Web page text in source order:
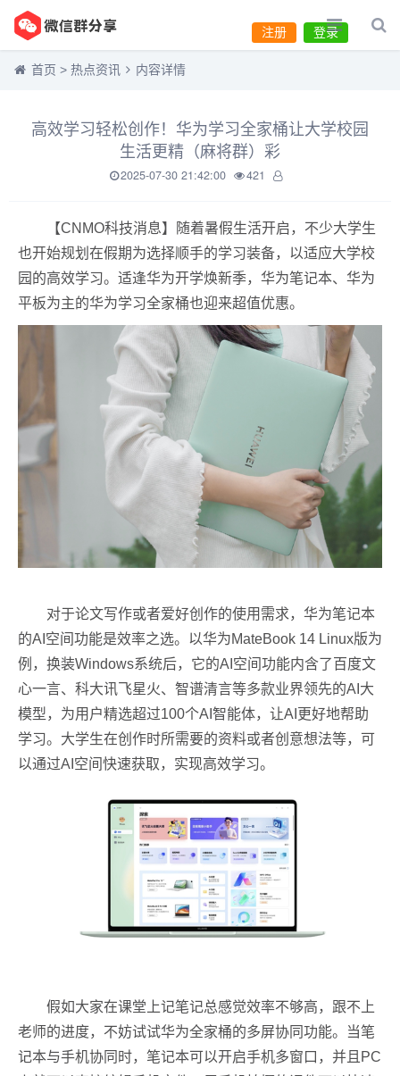
登录
注册
首页 > 热点资讯 内容详情
高效学习轻松创作！华为学习全家桶让大学校园
生活更精（麻将群）彩
2025-07-30 21:42:00 421
【CNMO科技消息】随着暑假生活开启，不少大学生
也开始规划在假期为选择顺手的学习装备，以适应大学校
园的高效学习。适逢华为开学焕新季，华为笔记本、华为
平板为主的华为学习全家桶也迎来超值优惠。
对于论文写作或者爱好创作的使用需求，华为笔记本
的AI空间功能是效率之选。以华为MateBook 14 Linux版为
例，换装Windows系统后，它的AI空间功能内含了百度文
心一言、科大讯飞星火、智谱清言等多款业界领先的AI大
模型，为用户精选超过100个AI智能体，让AI更好地帮助
学习。大学生在创作时所需要的资料或者创意想法等，可
以通过AI空间快速获取，实现高效学习。
假如大家在课堂上记笔记总感觉效率不够高，跟不上
老师的进度，不妨试试华为全家桶的多屏协同功能。当笔
记本与手机协同时，笔记本可以开启手机多窗口，并且PC